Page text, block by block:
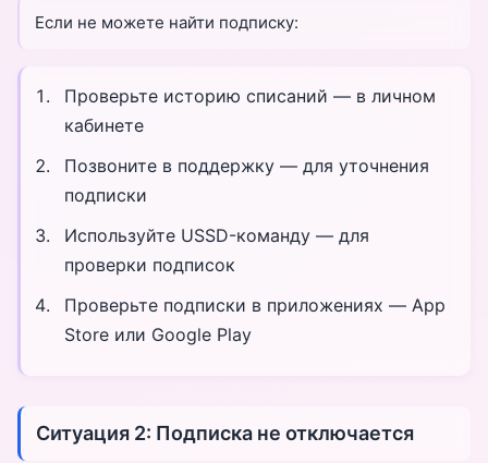
Если не можете найти подписку:
Проверьте историю списаний — в личном
кабинете
Позвоните в поддержку — для уточнения
подписки
Используйте USSD-команду — для
проверки подписок
Проверьте подписки в приложениях — App
Store или Google Play
Ситуация 2: Подписка не отключается